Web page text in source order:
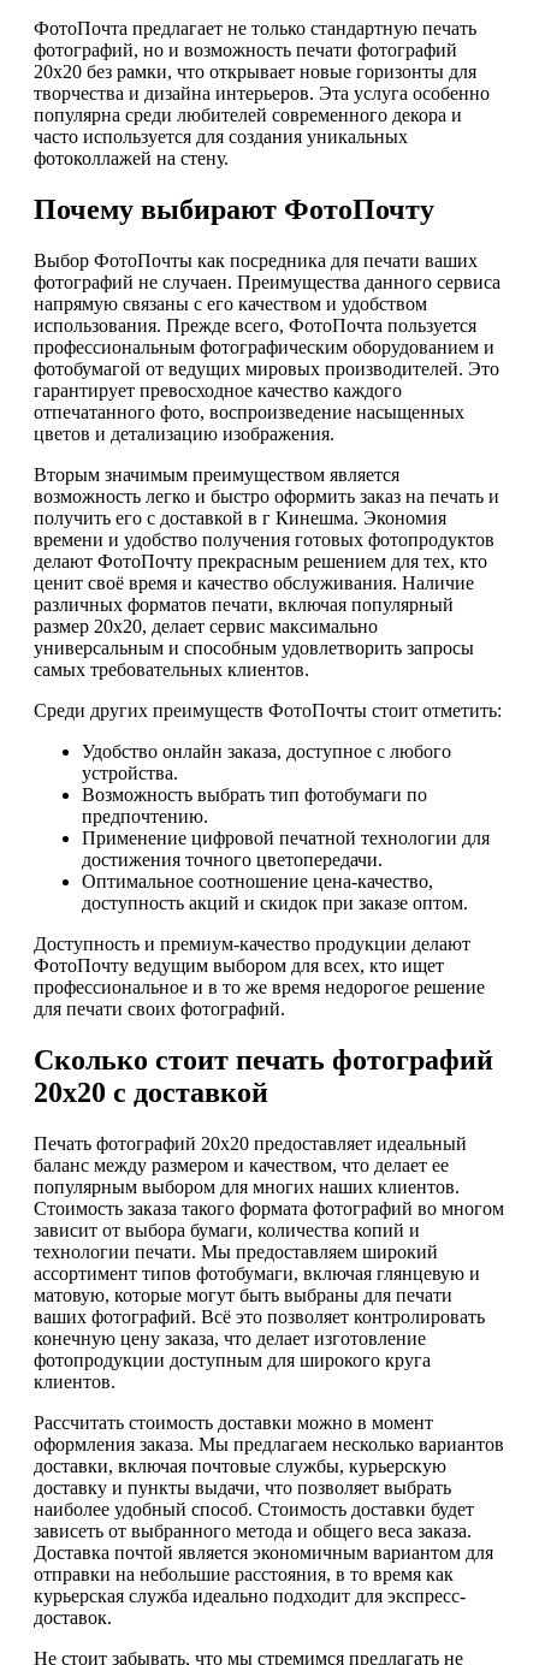
ФотоПочта предлагает не только стандартную печать
фотографий, но и возможность печати фотографий
20х20 без рамки, что открывает новые горизонты для
творчества и дизайна интерьеров. Эта услуга особенно
популярна среди любителей современного декора и
часто используется для создания уникальных
фотоколлажей на стену.
Почему выбирают ФотоПочту
Выбор ФотоПочты как посредника для печати ваших
фотографий не случаен. Преимущества данного сервиса
напрямую связаны с его качеством и удобством
использования. Прежде всего, ФотоПочта пользуется
профессиональным фотографическим оборудованием и
фотобумагой от ведущих мировых производителей. Это
гарантирует превосходное качество каждого
отпечатанного фото, воспроизведение насыщенных
цветов и детализацию изображения.
Вторым значимым преимуществом является
возможность легко и быстро оформить заказ на печать и
получить его с доставкой в г Кинешма. Экономия
времени и удобство получения готовых фотопродуктов
делают ФотоПочту прекрасным решением для тех, кто
ценит своё время и качество обслуживания. Наличие
различных форматов печати, включая популярный
размер 20х20, делает сервис максимально
универсальным и способным удовлетворить запросы
самых требовательных клиентов.
Среди других преимуществ ФотоПочты стоит отметить:
Удобство онлайн заказа, доступное с любого
устройства.
Возможность выбрать тип фотобумаги по
предпочтению.
Применение цифровой печатной технологии для
достижения точного цветопередачи.
Оптимальное соотношение цена-качество,
доступность акций и скидок при заказе оптом.
Доступность и премиум-качество продукции делают
ФотоПочту ведущим выбором для всех, кто ищет
профессиональное и в то же время недорогое решение
для печати своих фотографий.
Сколько стоит печать фотографий
20х20 с доставкой
Печать фотографий 20х20 предоставляет идеальный
баланс между размером и качеством, что делает ее
популярным выбором для многих наших клиентов.
Стоимость заказа такого формата фотографий во многом
зависит от выбора бумаги, количества копий и
технологии печати. Мы предоставляем широкий
ассортимент типов фотобумаги, включая глянцевую и
матовую, которые могут быть выбраны для печати
ваших фотографий. Всё это позволяет контролировать
конечную цену заказа, что делает изготовление
фотопродукции доступным для широкого круга
клиентов.
Рассчитать стоимость доставки можно в момент
оформления заказа. Мы предлагаем несколько вариантов
доставки, включая почтовые службы, курьерскую
доставку и пункты выдачи, что позволяет выбрать
наиболее удобный способ. Стоимость доставки будет
зависеть от выбранного метода и общего веса заказа.
Доставка почтой является экономичным вариантом для
отправки на небольшие расстояния, в то время как
курьерская служба идеально подходит для экспресс-
доставок.
Не стоит забывать, что мы стремимся предлагать не